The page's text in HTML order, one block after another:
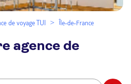
de voyage TUI
Île-de-France
agence de